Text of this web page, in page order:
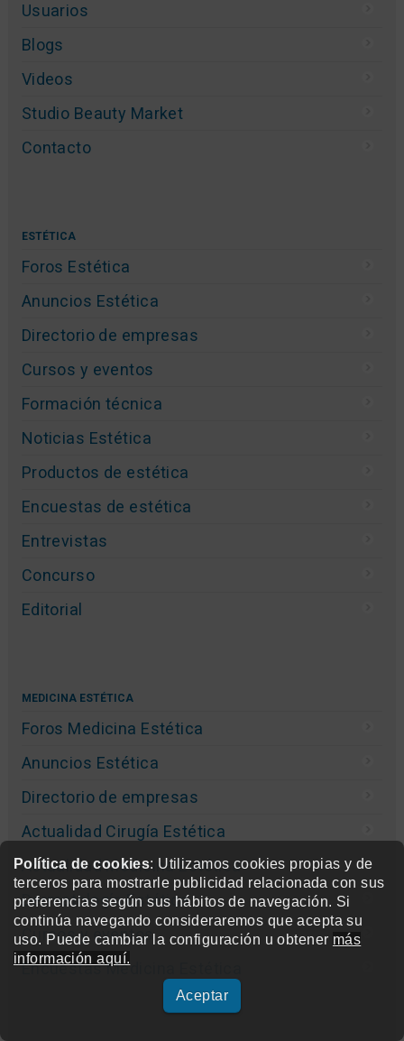
Política de cookies: Utilizamos cookies propias y de
terceros para mostrarle publicidad relacionada con sus
preferencias según sus hábitos de navegación. Si
continúa navegando consideraremos que acepta su
uso. Puede cambiar la configuración u obtener más
información aquí.
Aceptar
Usuarios
Blogs
Videos
Studio Beauty Market
Contacto
ESTÉTICA
Foros Estética
Anuncios Estética
Directorio de empresas
Cursos y eventos
Formación técnica
Noticias Estética
Productos de estética
Encuestas de estética
Entrevistas
Concurso
Editorial
MEDICINA ESTÉTICA
Foros Medicina Estética
Anuncios Estética
Directorio de empresas
Actualidad Cirugía Estética
Actualidad Medicina Estética
Dermatología Estética
Cursos y eventos
Encuestas Medicina Estética